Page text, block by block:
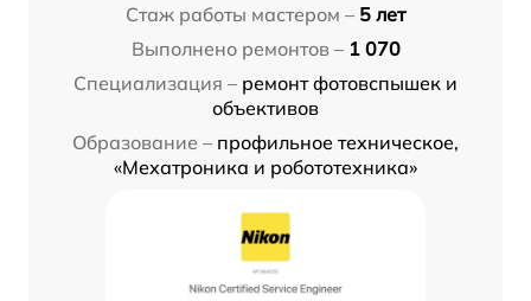
Стаж работы мастером – 5 лет
Выполнено ремонтов – 1 070
Специализация – ремонт фотовспышек и
объективов
Образование – профильное техническое,
«Мехатроника и робототехника»